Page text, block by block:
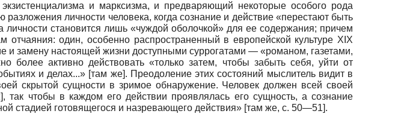
и марксизма, и предваряющий некоторые особого рода
личности человека, когда сознание и действие «перестают быть
становится лишь «чуждой оболочкой» для ее содержания; причем
один, особенно распространенный в европейской культуре XIX
и замену настоящей жизни доступными суррогатами — «романом, газетами,
более активно действовать «только затем, чтобы забыть себя, уйти от
и делах...» [там же]. Преодоление этих состояний мыслитель видит в
скрытой сущности в зримое обнаружение. Человек должен всей своей
чтобы в каждом его действии проявлялась его сущность, а сознание
стадией готовящегося и назревающего действия» [там же, с. 50—51].